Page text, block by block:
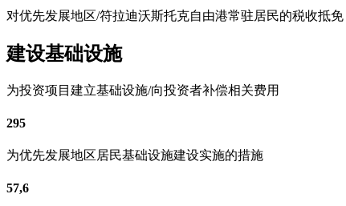
对优先发展地区/符拉迪沃斯托克自由港常驻居民的税收抵免
建设基础设施
为投资项目建立基础设施/向投资者补偿相关费用
295
为优先发展地区居民基础设施建设实施的措施
57,6